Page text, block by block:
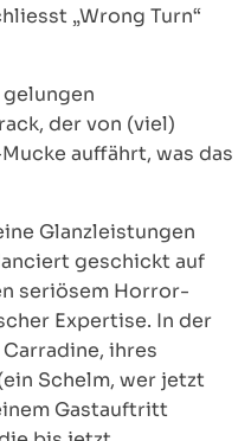
„Wrong Turn“
der von (viel)
auffährt, was das
Glanzleistungen
geschickt auf
seriösem Horror-
Expertise. In der
ihres
Schelm, wer jetzt
Gastauftritt